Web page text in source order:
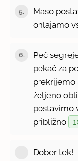
5.
Maso
ohlajamo
6.
Peč
pekač za
prekrijemo
željeno
postavimo
približno
Dober tek!